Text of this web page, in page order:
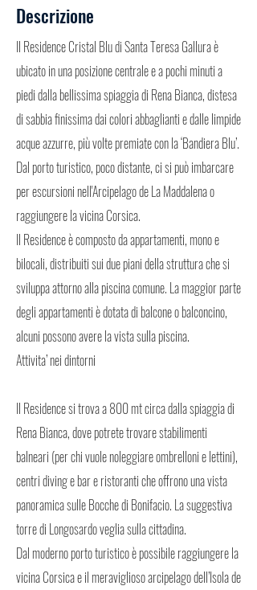
Descrizione
Il Residence Cristal Blu di Santa Teresa Gallura è
ubicato in una posizione centrale e a pochi minuti a
piedi dalla bellissima spiaggia di Rena Bianca, distesa
di sabbia finissima dai colori abbaglianti e dalle limpide
acque azzurre, più volte premiate con la ‘Bandiera Blu’.
Dal porto turistico, poco distante, ci si può imbarcare
per escursioni nell'Arcipelago de La Maddalena o
raggiungere la vicina Corsica.
Il Residence è composto da appartamenti, mono e
bilocali, distribuiti sui due piani della struttura che si
sviluppa attorno alla piscina comune. La maggior parte
degli appartamenti è dotata di balcone o balconcino,
alcuni possono avere la vista sulla piscina.
Attivita’ nei dintorni
Il Residence si trova a 800 mt circa dalla spiaggia di
Rena Bianca, dove potrete trovare stabilimenti
balneari (per chi vuole noleggiare ombrelloni e lettini),
centri diving e bar e ristoranti che offrono una vista
panoramica sulle Bocche di Bonifacio. La suggestiva
torre di Longosardo veglia sulla cittadina.
Dal moderno porto turistico è possibile raggiungere la
vicina Corsica e il meraviglioso arcipelago dell’Isola de